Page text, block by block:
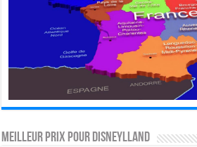
MEILLEUR PRIX POUR DISNEYLLAND